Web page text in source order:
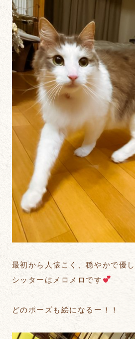
最初から人懐こく、穏やかで優し
シッターはメロメロです
どのポーズも絵になるー！！